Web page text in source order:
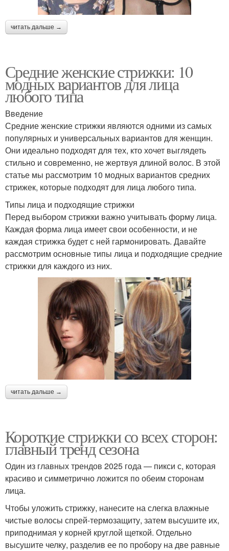
читать дальше →
Средние женские стрижки: 10
модных вариантов для лица
любого типа
Введение
Средние женские стрижки являются одними из самых
популярных и универсальных вариантов для женщин.
Они идеально подходят для тех, кто хочет выглядеть
стильно и современно, не жертвуя длиной волос. В этой
статье мы рассмотрим 10 модных вариантов средних
стрижек, которые подходят для лица любого типа.
Типы лица и подходящие стрижки
Перед выбором стрижки важно учитывать форму лица.
Каждая форма лица имеет свои особенности, и не
каждая стрижка будет с ней гармонировать. Давайте
рассмотрим основные типы лица и подходящие средние
стрижки для каждого из них.
читать дальше →
Короткие стрижки со всех сторон:
главный тренд сезона
Один из главных трендов 2025 года — пикси с, которая
красиво и симметрично ложится по обеим сторонам
лица.
Чтобы уложить стрижку, нанесите на слегка влажные
чистые волосы спрей-термозащиту, затем высушите их,
приподнимая у корней круглой щеткой. Отдельно
высушите челку, разделив ее по пробору на две равные